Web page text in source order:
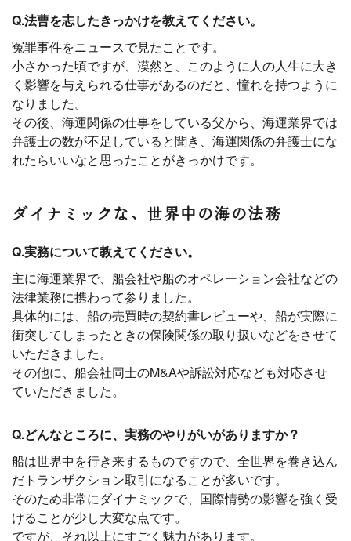
Q.法曹を志したきっかけを教えてください。
冤罪事件をニュースで見たことです。
小さかった頃ですが、漠然と、このように人の人生に大き
く影響を与えられる仕事があるのだと、憧れを持つように
なりました。
その後、海運関係の仕事をしている父から、海運業界では
弁護士の数が不足していると聞き、海運関係の弁護士にな
れたらいいなと思ったことがきっかけです。
ダイナミックな、世界中の海の法務
Q.実務について教えてください。
主に海運業界で、船会社や船のオペレーション会社などの
法律業務に携わって参りました。
具体的には、船の売買時の契約書レビューや、船が実際に
衝突してしまったときの保険関係の取り扱いなどをさせて
いただきました。
その他に、船会社同士のM&Aや訴訟対応なども対応させ
ていただきました。
Q.どんなところに、実務のやりがいがありますか？
船は世界中を行き来するものですので、全世界を巻き込ん
だトランザクション取引になることが多いです。
そのため非常にダイナミックで、国際情勢の影響を強く受
けることが少し大変な点です。
ですが、それ以上にすごく魅力があります。